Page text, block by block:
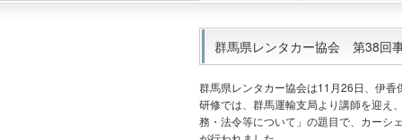
群馬県レンタカー協会 第38回
群馬県レンタカー協会は11月26日、伊
研修では、群馬運輸支局より講師を迎え
務・法令等について」の題目で、カーシ